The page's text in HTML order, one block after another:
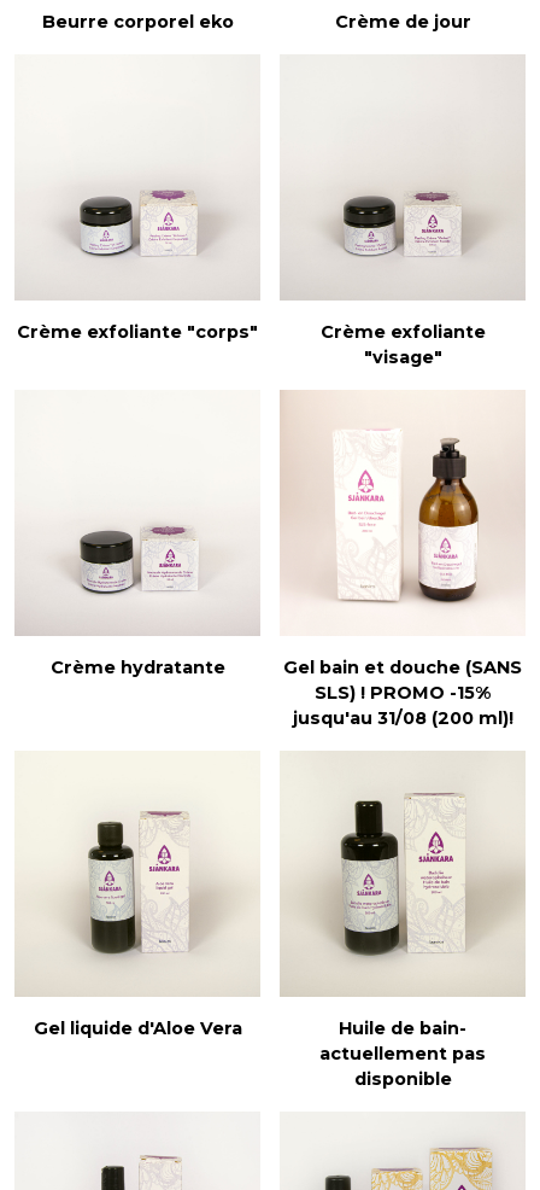
Beurre corporel eko Crème de jour
Crème exfoliante "corps"
Crème exfoliante
"visage"
Crème hydratante
Gel bain et douche (SANS
SLS) ! PROMO -15%
jusqu'au 31/08 (200 ml)!
Gel liquide d'Aloe Vera
Huile de bain-
actuellement pas
disponible